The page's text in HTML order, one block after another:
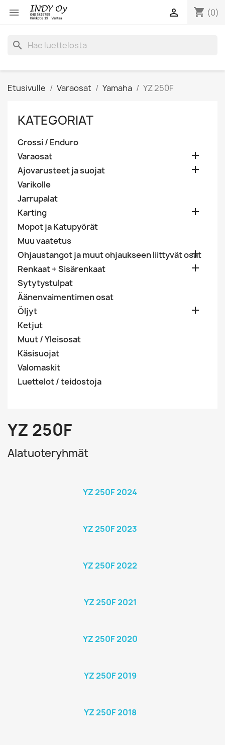
 shopping_cart (0)

search
Etusivulle Varaosat Yamaha YZ 250F
KATEGORIAT
Crossi / Enduro
Varaosat

Ajovarusteet ja suojat 
Varikolle
Jarrupalat
Karting

Mopot ja Katupyörät
Muu vaatetus
Ohjaustangot ja muut ohjaukseen liittyvät osat

Renkaat + Sisärenkaat 
Sytytystulpat
Äänenvaimentimen osat
Öljyt

Ketjut
Muut / Yleisosat
Käsisuojat
Valomaskit
Luettelot / teidostoja
YZ 250F
Alatuoteryhmät
YZ 250F 2024
YZ 250F 2023
YZ 250F 2022
YZ 250F 2021
YZ 250F 2020
YZ 250F 2019
YZ 250F 2018